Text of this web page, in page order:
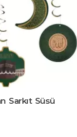
Sarkıt Süsü